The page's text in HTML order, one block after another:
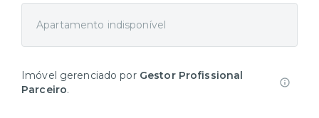
Apartamento indisponível
Imóvel gerenciado por Gestor Profissional
Parceiro.